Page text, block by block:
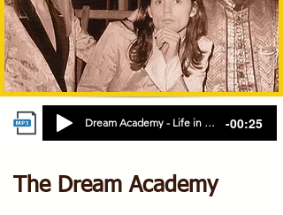
Dream Academy - Life in a Northern Town (mp3cut.net) -00:25
The Dream Academy